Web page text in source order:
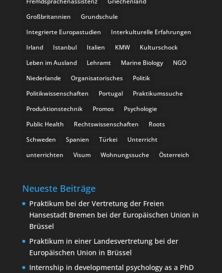
Großbritannien
Grundschule
Integrierte Europastudien
Interkulturelle Erfahrungen
Irland
Istanbul Italien KMW
Kulturschock
Leben im Ausland
Lehramt Marine Biology
NGO
Niederlande
Organisatorisches
Politik
Politikwissenschaften
Portugal
Praktikumssuche
Produktionstechnik
Promos
Psychologie
Public Health
Rechtswissenschaften
Roots
Schweden
Spanien Türkei
Unterricht
unterrichten
Visum Wohnungssuche Österreich
Neueste Beiträge
Praktikum bei der Vertretung der Freien
Hansestadt Bremen bei der Europäischen Union in
Brüssel
Praktikum in einer Landesvertretung bei der
Europäischen Union in Brüssel
Internship in developmental psychology as a PhD